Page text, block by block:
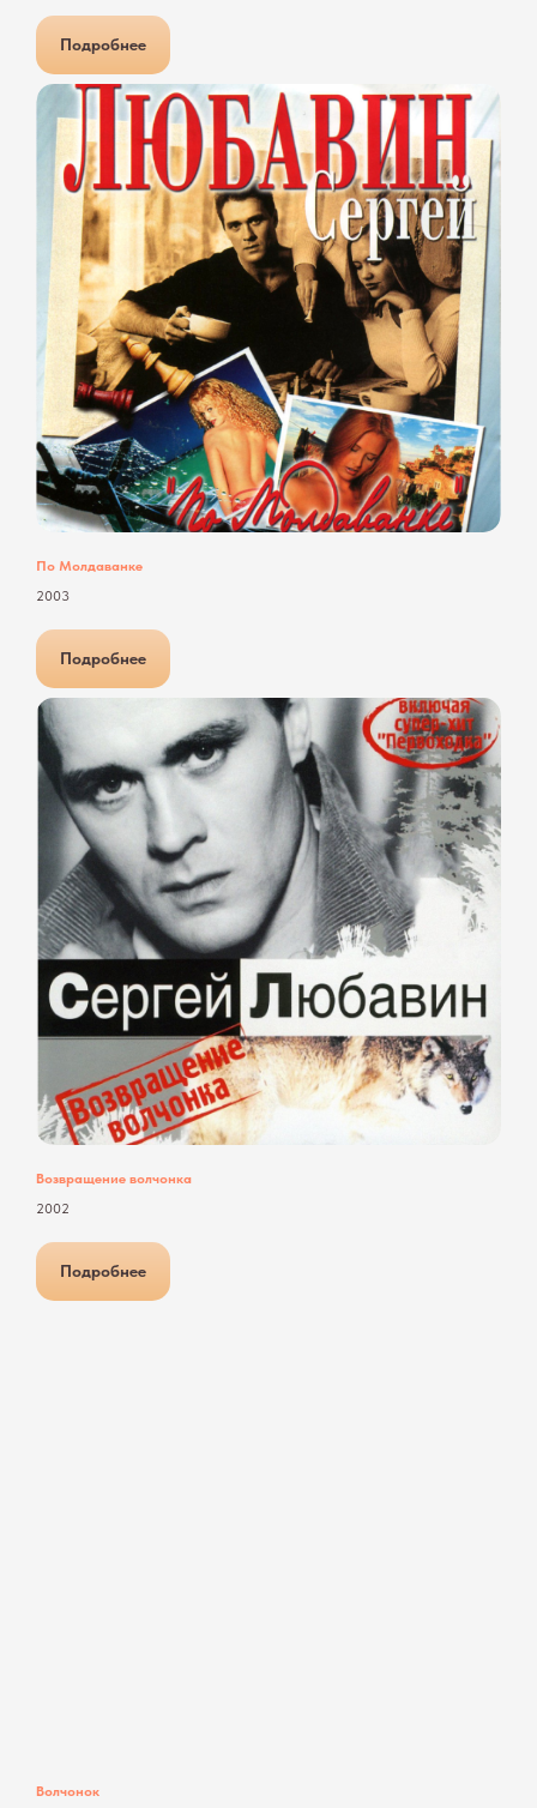
Подробнее
По Молдаванке
2003
Подробнее
Возвращение волчонка
2002
Подробнее
Волчонок